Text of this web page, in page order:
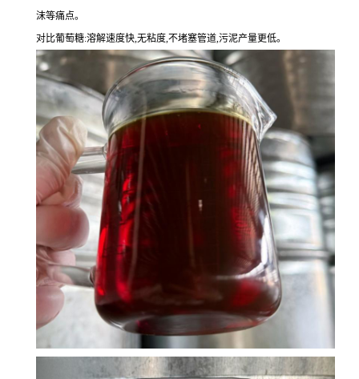
沫等痛点。
对比葡萄糖:溶解速度快,无粘度,不堵塞管道,污泥产量更低。